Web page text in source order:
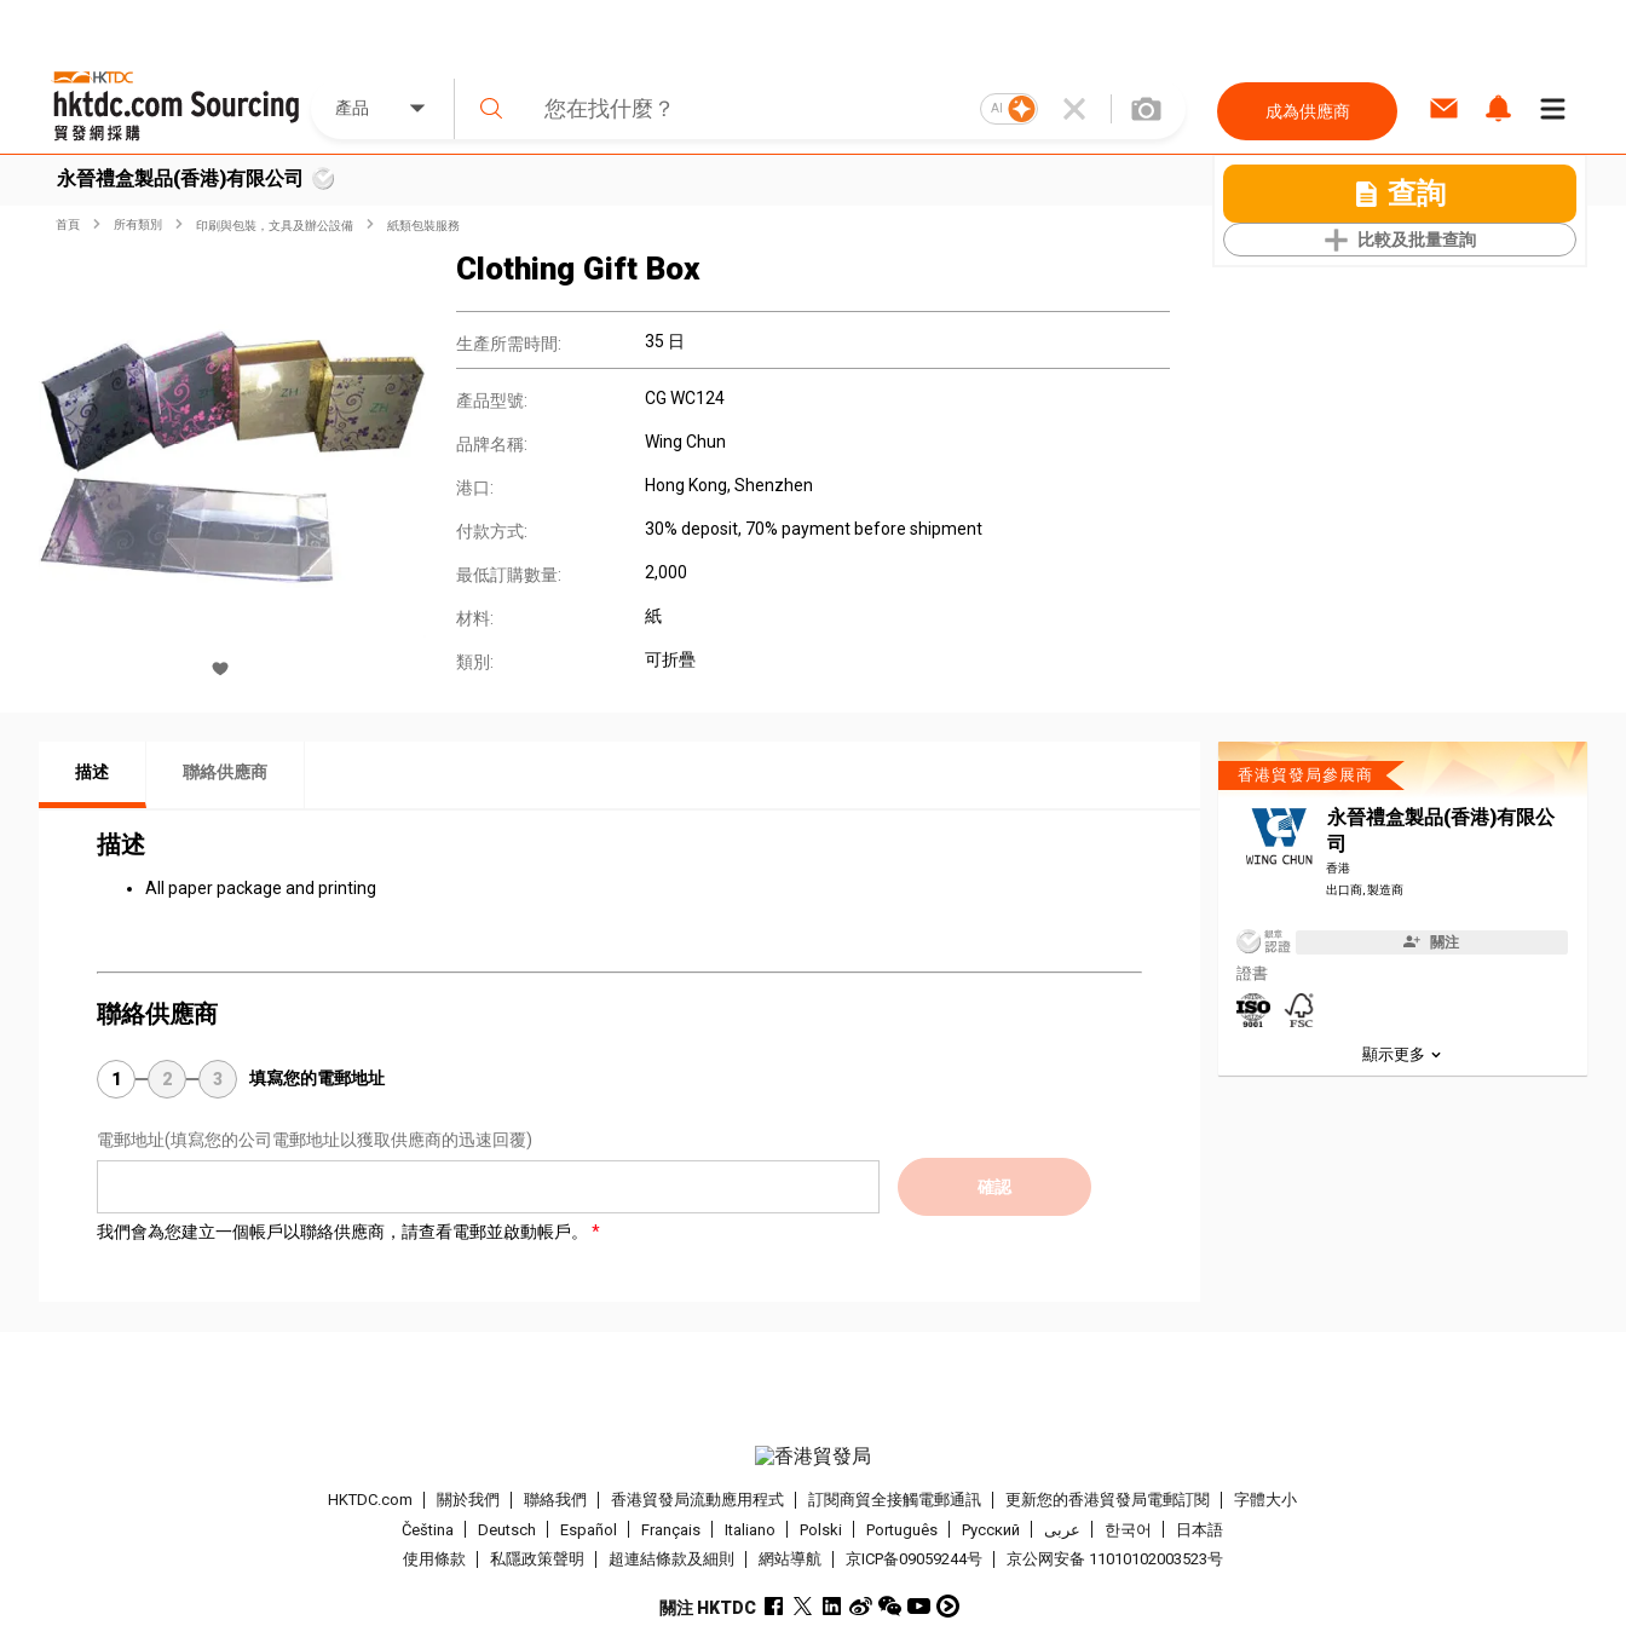
產品 AI 成為供應商
永晉禮盒製品(香港)有限公司 查詢
比較及批量查詢
首頁 所有類別 印刷與包裝，文具及辦公設備 紙類包裝服務
Clothing Gift Box
生產所需時間: 35 日
產品型號: CG WC124
品牌名稱: Wing Chun
港口: Hong Kong, Shenzhen
付款方式: 30% deposit, 70% payment before shipment
最低訂購數量: 2,000
材料: 紙
類別: 可折疊
描述 聯絡供應商
描述
All paper package and printing
聯絡供應商
1 2 3 填寫您的電郵地址
電郵地址(填寫您的公司電郵地址以獲取供應商的迅速回覆)
確認
我們會為您建立一個帳戶以聯絡供應商，請查看電郵並啟動帳戶。
香港貿發局參展商
永晉禮盒製品(香港)有限公
司
香港
出口商, 製造商
關注
證書
顯示更多
HKTDC.com 關於我們 聯絡我們 香港貿發局流動應用程式 訂閱商貿全接觸電郵通訊 更新您的香港貿發局電郵訂閱
字體大小
Čeština
Deutsch Español Français Italiano Polski Português Pусский عربى 한국어
日本語
使用條款
私隱政策聲明 超連結條款及細則 網站導航 京ICP备09059244号 京公网安备 11010102003523号
關注 HKTDC